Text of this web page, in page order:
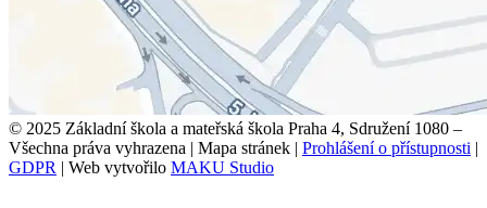
© 2025 Základní škola a mateřská škola Praha 4, Sdružení 1080 –
Všechna práva vyhrazena | Mapa stránek | Prohlášení o přístupnosti |
GDPR | Web vytvořilo MAKU Studio